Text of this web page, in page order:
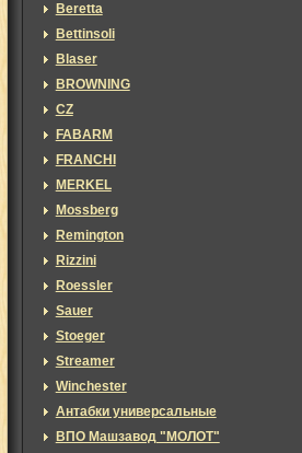
Beretta
Bettinsoli
Blaser
BROWNING
CZ
FABARM
FRANCHI
MERKEL
Mossberg
Remington
Rizzini
Roessler
Sauer
Stoeger
Streamer
Winchester
Антабки универсальные
ВПО Машзавод "МОЛОТ"